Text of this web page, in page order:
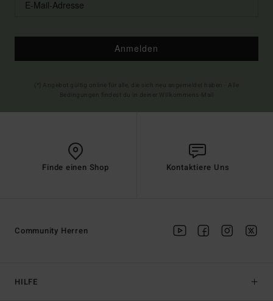
Anmelden
Finde einen Shop Kontaktiere Uns
HILFE
Community Herren